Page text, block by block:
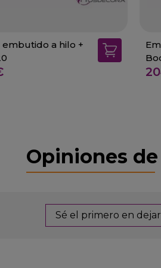
a hilo +
Opiniones
Sé el primero en